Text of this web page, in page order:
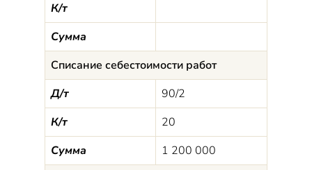
К/т
Сумма
Списание себестоимости работ
Д/т
90/2
К/т
20
Сумма
1 200 000